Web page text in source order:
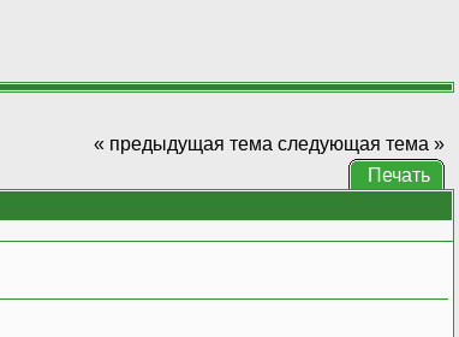
« предыдущая тема следующая тема »
Печать